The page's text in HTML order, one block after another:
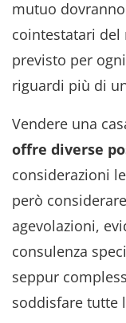
mutuo
cointestatari del
previsto per
riguardi più di
Vendere una
offre diverse
considerazioni
però
agevolazioni,
consulenza
seppur
soddisfare tutte